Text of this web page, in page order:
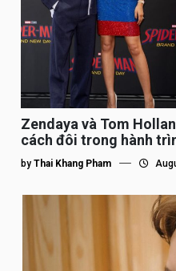
Zendaya và Tom
cách đôi trong hành
by Thai Khang Pham